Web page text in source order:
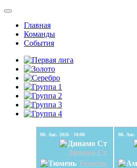
Главная
Команды
События
08. Авг. 2026 10:00
Динамо Ст
Тюмень